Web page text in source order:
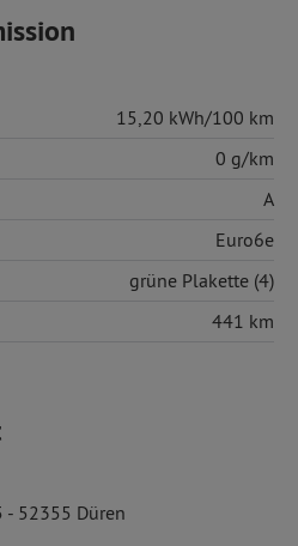
15,20 kWh/100 km
0 g/km
A
Euro6e
grüne Plakette (4)
441 km
- 52355 Düren